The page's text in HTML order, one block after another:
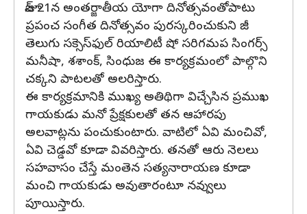
జూన్​ 21న అంతర్జాతీయ యోగా దినోత్సవంతోపాటు
ప్రపంచ సంగీత దినోత్సవం పురస్కరించుకుని జీ
తెలుగు సక్సెస్​ఫుల్​ రియాలిటీ షో సరిగమప సింగర్స్​
మనీషా, శశాంక్​, సింధుజ ఈ కార్యక్రమంలో పాల్గొని
చక్కని పాటలతో అలరిస్తారు.
ఈ కార్యక్రమానికి ముఖ్య అతిథిగా విచ్చేసిన ప్రముఖ
గాయకుడు మనో ప్రేక్షకులతో తన ఆహారపు
అలవాట్లను పంచుకుంటారు. వాటిలో ఏవి మంచివో,
ఏవి చెడ్డవో కూడా వివరిస్తారు. తనతో ఆరు నెలలు
సహవాసం చేస్తే మంతెన సత్యనారాయణ కూడా
మంచి గాయకుడు అవుతారంటూ నవ్వులు
పూయిస్తారు.